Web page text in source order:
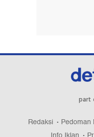
part
Redaksi Pedoman